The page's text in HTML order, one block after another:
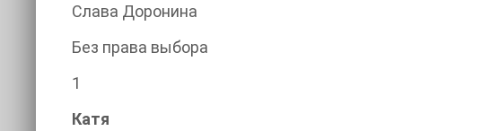
Слава Доронина
Без права выбора
1
Катя